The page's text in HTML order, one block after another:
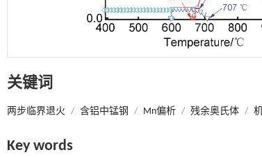
关键词
两步临界退火 / 含铝中锰钢 / Mn偏析 / 残余奥氏体 /
Key words